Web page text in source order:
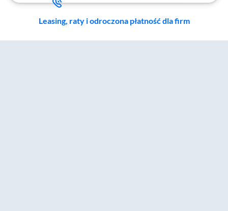
Leasing, raty i odroczona płatność dla firm